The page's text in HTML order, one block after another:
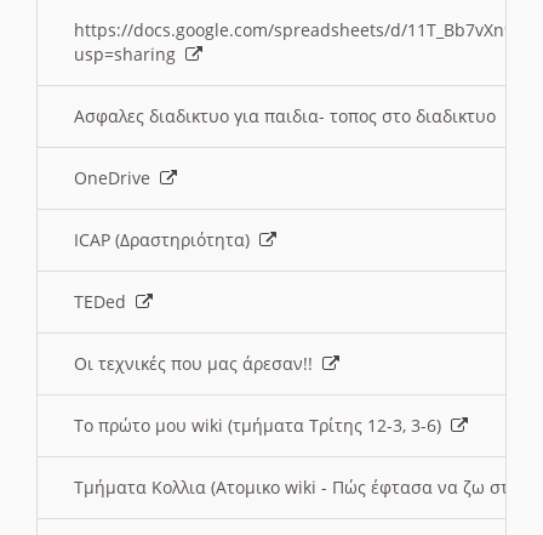
https://docs.google.com/spreadsheets/d/
usp=sharing
Ασφαλες διαδικτυο για παιδια- τοπος στο διαδικτυο
OneDrive
ICAP (Δραστηριότητα)
TEDed
Οι τεχνικές που μας άρεσαν!!
Το πρώτο μου wiki (τμήματα Τρίτης 12-3, 3-6)
Τμήματα Κολλια (Ατομικο wiki - Πώς έφτασα να ζω στην